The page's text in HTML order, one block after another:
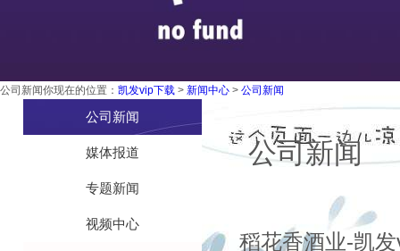
公司新闻你现在的位置： 凯发vip下载 > 新闻中心 > 公司新闻
技术工艺
公司新闻
媒体报道
专题新闻
视频中心
公司新闻
稻花香酒业-凯